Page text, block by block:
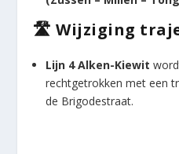
🛣️ Wijziging
Lijn 4 Alken-Kiewit
rechtgetrokken met een
de Brigodestraat.